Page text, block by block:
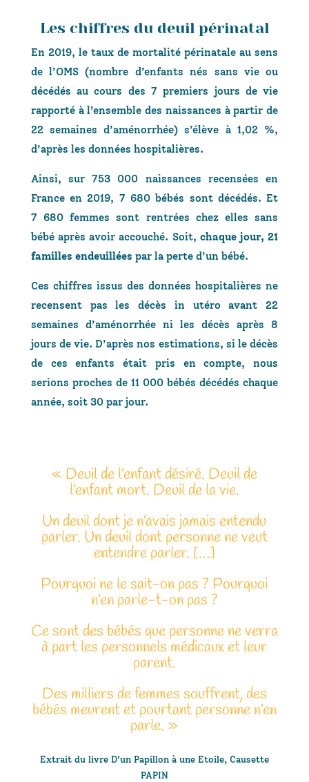
Les chiffres du deuil périnatal
En 2019, le taux de mortalité périnatale au sens
de l’OMS (nombre d’enfants nés sans vie ou
décédés au cours des 7 premiers jours de vie
rapporté à l’ensemble des naissances à partir de
22 semaines d’aménorrhée) s’élève à 1,02 %,
d’après les données hospitalières.
Ainsi, sur 753 000 naissances recensées en
France en 2019, 7 680 bébés sont décédés. Et
7 680 femmes sont rentrées chez elles sans
bébé après avoir accouché. Soit, chaque jour, 21
familles endeuillées par la perte d’un bébé.
Ces chiffres issus des données hospitalières ne
recensent pas les décès in utéro avant 22
semaines d’aménorrhée ni les décès après 8
jours de vie. D’après nos estimations, si le décès
de ces enfants était pris en compte, nous
serions proches de 11 000 bébés décédés chaque
année, soit 30 par jour.
« Deuil de l’enfant désiré. Deuil de
l’enfant mort. Deuil de la vie.
Un deuil dont je n’avais jamais entendu
parler. Un deuil dont personne ne veut
entendre parler. […]
Pourquoi ne le sait-on pas ? Pourquoi
n’en parle-t-on pas ?
Ce sont des bébés que personne ne verra
à part les personnels médicaux et leur
parent.
Des milliers de femmes souffrent, des
bébés meurent et pourtant personne n’en
parle. »
Extrait du livre D’un Papillon à une Etoile, Causette
PAPIN